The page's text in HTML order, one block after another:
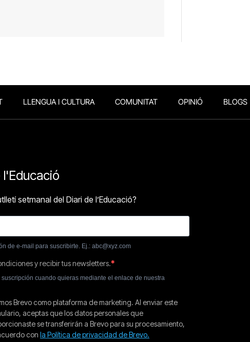
LLENGUA I CULTURA COMUNITAT OPINIÓ BLOGS